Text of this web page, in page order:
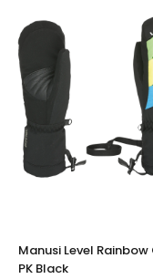
Manusi Level
PK Black